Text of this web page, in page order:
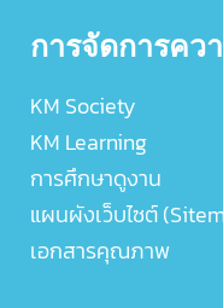
การจัดการคว
KM Society
KM Learning
การศึกษาดูงาน
แผนผังเว็บไซต์
เอกสารคุณภาพ